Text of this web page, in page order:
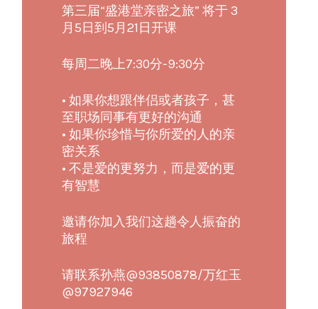
第三届“盛港堂亲密之旅” 将于 3
月5日到5月21日开课
每周二晚上7:30分-9:30分
• 如果你想跟伴侣或者孩子，甚
至职场同事有更好的沟通
• 如果你珍惜与你所爱的人的亲
密关系
• 不是爱的更努力，而是爱的更
有智慧
邀请你加入我们这趟令人振奋的
旅程
请联系孙燕@93850878/万红玉
@97927946